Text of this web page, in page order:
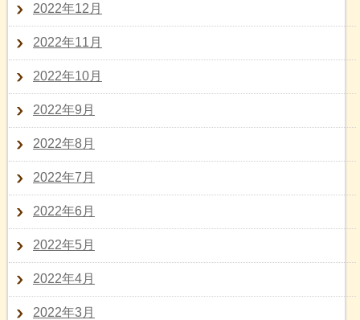
2022年12月
2022年11月
2022年10月
2022年9月
2022年8月
2022年7月
2022年6月
2022年5月
2022年4月
2022年3月